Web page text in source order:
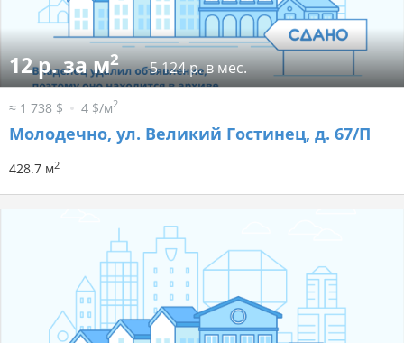
12 р. за м2 5 124 р. в мес.
≈ 1 738 $ 4 $/м2
Молодечно, ул. Великий Гостинец, д. 67/П
428.7 м2